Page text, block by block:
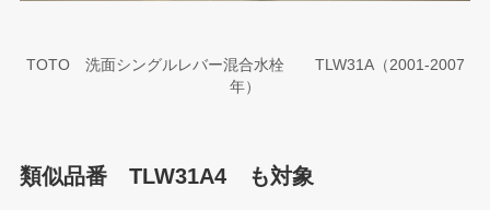
TOTO 洗面シングルレバー混合水栓 TLW31A（2001-2007
年）
類似品番 TLW31A4 も対象